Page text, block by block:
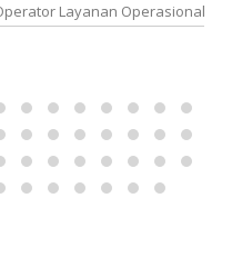
Layanan Operasional